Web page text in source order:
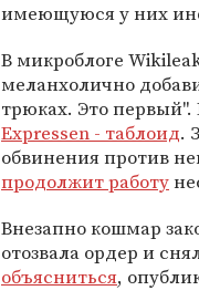
имеющуюся у них
В микроблоге
меланхолично
трюках. Это
Expressen - таблоид.
обвинения против
продолжит работу
Внезапно кошмар
отозвала ордер и
объясниться,